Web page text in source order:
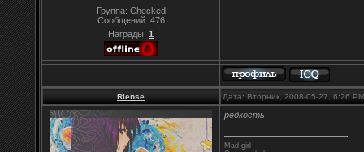
Группа: Checked
Сообщений: 476
Награды: 1
Riense Дата: Вторник, 2008-05-27, 6:26
редкость
Mad girl